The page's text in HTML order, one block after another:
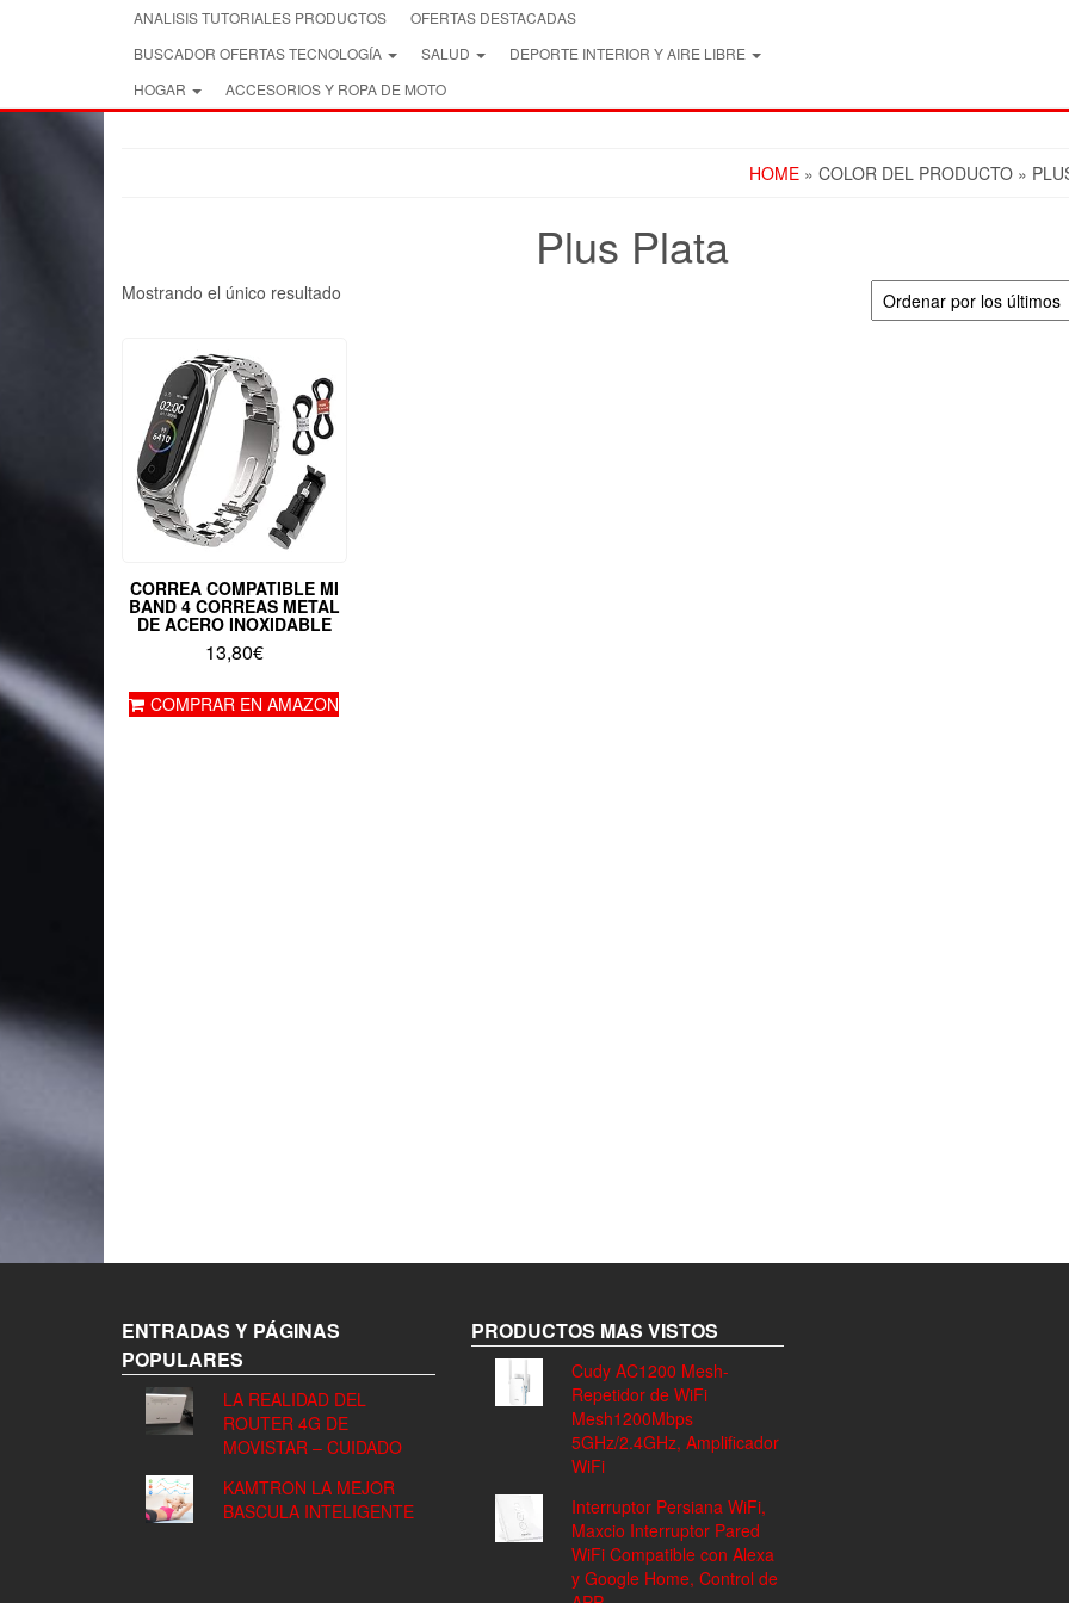
ANALISIS TUTORIALES PRODUCTOS
OFERTAS DESTACADAS
BUSCADOR OFERTAS TECNOLOGÍA
SALUD
DEPORTE INTERIOR Y AIRE LIBRE
HOGAR
ACCESORIOS Y ROPA DE MOTO
HOME » COLOR DEL PRODUCTO »
Plus Plata
Mostrando el único resultado
CORREA COMPATIBLE MI
BAND 4 CORREAS METAL
DE ACERO INOXIDABLE
13,80€
COMPRAR EN AMAZON
ENTRADAS Y PÁGINAS
POPULARES
LA REALIDAD DEL
ROUTER 4G DE
MOVISTAR – CUIDADO
KAMTRON LA MEJOR
BASCULA INTELIGENTE
PRODUCTOS MAS VISTOS
Cudy AC1200 Mesh-
Repetidor de WiFi
Mesh1200Mbps
5GHz/2.4GHz, Amplificador
WiFi
Interruptor Persiana WiFi,
Maxcio Interruptor Pared
WiFi Compatible con Alexa
y Google Home, Control de